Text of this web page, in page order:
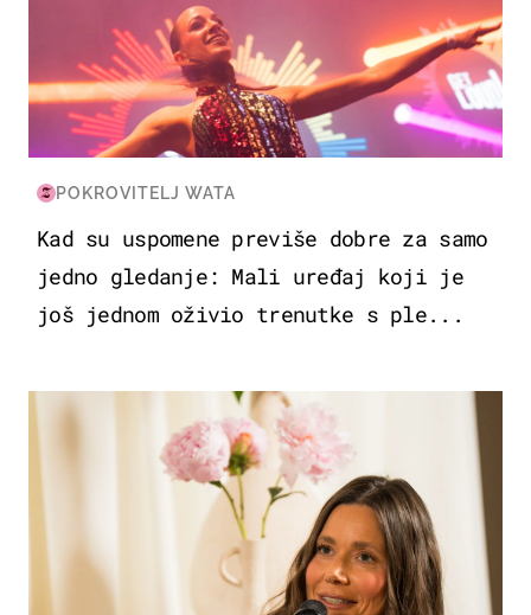
POKROVITELJ WATA
Kad su uspomene previše dobre za samo
jedno gledanje: Mali uređaj koji je
još jednom oživio trenutke s ple...
MODA & LJEPOTA